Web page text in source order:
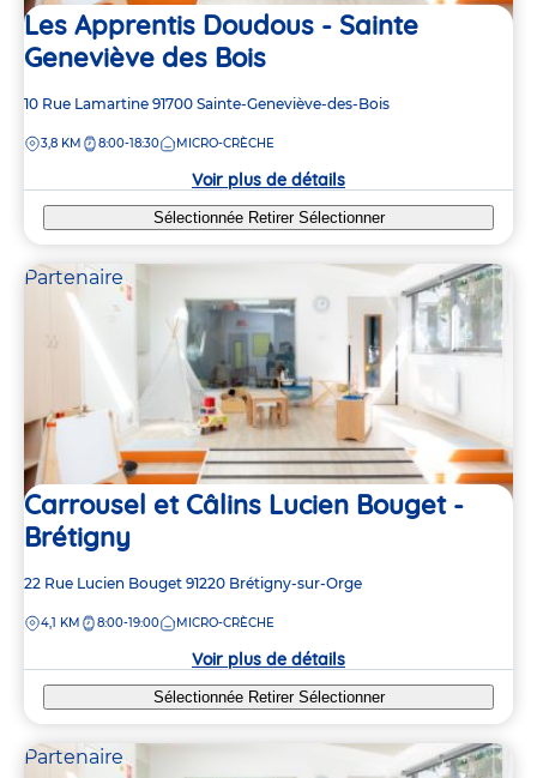
Les Apprentis Doudous - Sainte
Geneviève des Bois
Adresse
la
10 Rue Lamartine 91700 Sainte-Geneviève-des-Bois
DISTANCE
3,8 KM 8:00-18:30 MICRO-CRÈCHE
Voir plus de détails
Sélectionnée Retirer Sélectionner
Partenaire
Carrousel et Câlins Lucien Bouget -
Brétigny
Adresse
la
22 Rue Lucien Bouget 91220 Brétigny-sur-Orge
DISTANCE
4,1 KM 8:00-19:00 MICRO-CRÈCHE
Voir plus de détails
Sélectionnée Retirer Sélectionner
Partenaire